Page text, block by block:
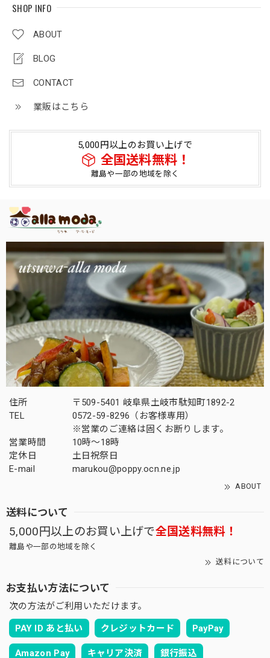
SHOP INFO
ABOUT
BLOG
CONTACT
業販はこちら
5,000円以上のお買い上げで
全国送料無料！
離島や一部の地域を除く
住所
〒509-5401 岐阜県土岐市駄知町1892-2
TEL
0572-59-8296（お客様専用）
※営業のご連絡は固くお断りします。
営業時間
10時～18時
定休日
土日祝祭日
E-mail
marukou@poppy.ocn.ne.jp
ABOUT
送料について
5,000円以上のお買い上げで全国送料無料！
離島や一部の地域を除く
送料について
お支払い方法について
次の方法がご利用いただけます。
PAY ID あと払い クレジットカード PayPay
Amazon Pay キャリア決済 銀行振込